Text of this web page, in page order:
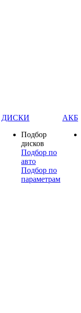
ДИСКИ
Подбор
дисков
Подбор по
авто
Подбор по
параметрам
АКБ